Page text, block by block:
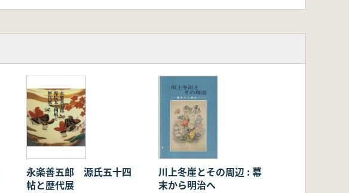
永楽善五郎 源氏五十四
帖と歴代展
川上冬崖とその周辺 : 幕
末から明治へ